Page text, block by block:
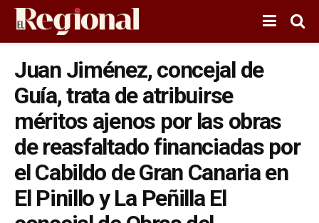
Juan Jiménez, concejal de
Guía, trata de atribuirse
méritos ajenos por las obras
de reasfaltado financiadas por
el Cabildo de Gran Canaria en
El Pinillo y La Peñilla El